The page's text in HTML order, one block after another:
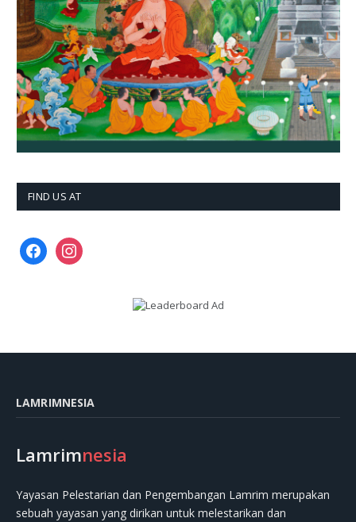
FIND US AT
facebookinstagram
LAMRIMNESIA
Lamrimnesia
Yayasan Pelestarian dan Pengembangan Lamrim merupakan
sebuah yayasan yang dirikan untuk melestarikan dan